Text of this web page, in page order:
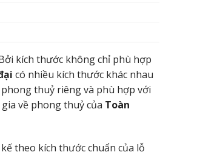
kích thước không chỉ phù hợp
có nhiều kích thước khác nhau
phong thuỷ riêng và phù hợp với
về phong thuỷ của Toàn
theo kích thước chuẩn của lỗ